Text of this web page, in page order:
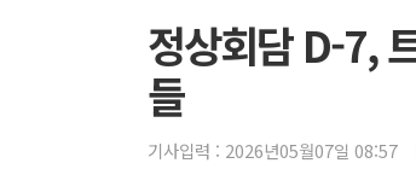
정상회담 D-7,
들
기사입력 : 2026년05월07일 08:57